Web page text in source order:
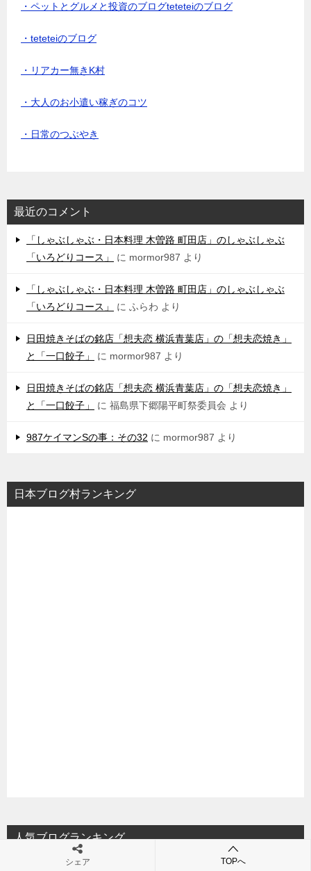
・ペットとグルメと投資のブログteteteiのブログ
・teteteiのブログ
・リアカー無きK村
・大人のお小遣い稼ぎのコツ
・日常のつぶやき
最近のコメント
「しゃぶしゃぶ・日本料理 木曽路 町田店」のしゃぶしゃぶ
「いろどりコース」
に mormor987 より
「しゃぶしゃぶ・日本料理 木曽路 町田店」のしゃぶしゃぶ
「いろどりコース」
に ふらわ より
日田焼きそばの銘店「想夫恋 横浜青葉店」の「想夫恋焼き」
と「一口餃子」
に mormor987 より
日田焼きそばの銘店「想夫恋 横浜青葉店」の「想夫恋焼き」
と「一口餃子」
に 福島県下郷陽平町祭委員会 より
987ケイマンSの事：その32 に mormor987 より
日本ブログ村ランキング
人気ブログランキング
シェア TOPへ